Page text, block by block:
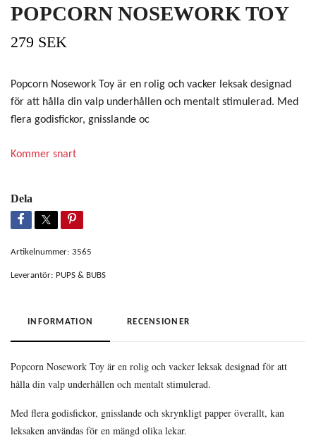
POPCORN NOSEWORK TOY
279 SEK
Popcorn Nosework Toy är en rolig och vacker leksak designad
för att hålla din valp underhållen och mentalt stimulerad. Med
flera godisfickor, gnisslande oc
Kommer snart
Dela
Artikelnummer: 3565
Leverantör: PUPS & BUBS
INFORMATION RECENSIONER
Popcorn Nosework Toy är en rolig och vacker leksak designad för att
hålla din valp underhållen och mentalt stimulerad.
Med flera godisfickor, gnisslande och skrynkligt papper överallt, kan
leksaken användas för en mängd olika lekar.